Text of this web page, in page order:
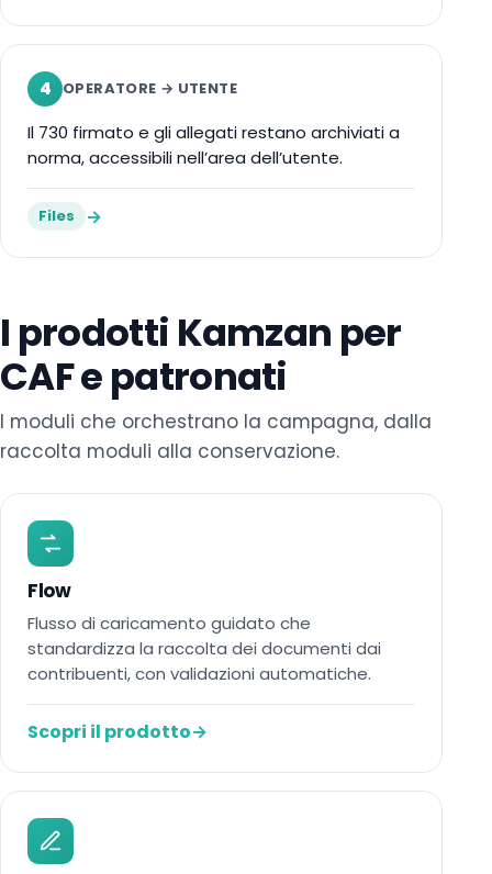
4 OPERATORE → UTENTE
Il 730 firmato e gli allegati restano archiviati a
norma, accessibili nell’area dell’utente.
Files →
I prodotti Kamzan per
CAF e patronati
I moduli che orchestrano la campagna, dalla
raccolta moduli alla conservazione.
Flow
Flusso di caricamento guidato che
standardizza la raccolta dei documenti dai
contribuenti, con validazioni automatiche.
Scopri il prodotto→